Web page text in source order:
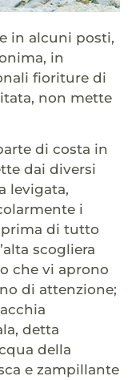
in alcuni posti,
in
fioriture di
non mette
di costa in
dai diversi
levigata,
i
prima di tutto
scogliera
che vi aprono
di attenzione;
detta
della
e zampillante